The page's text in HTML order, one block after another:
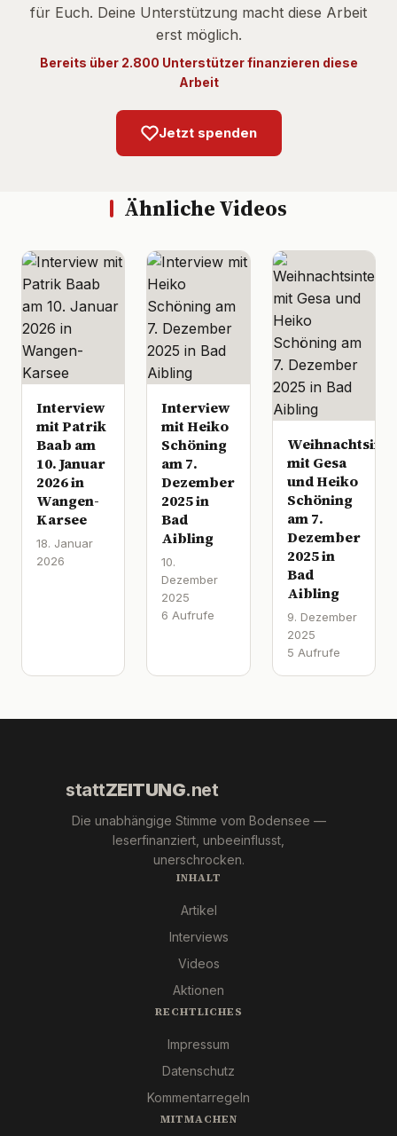
für Euch. Deine Unterstützung macht diese Arbeit
erst möglich.
Bereits über 2.800 Unterstützer finanzieren diese
Arbeit
Jetzt spenden
Ähnliche Videos
Interview
mit Patrik
Baab am
10. Januar
2026 in
Wangen-
Karsee
18. Januar
2026
Interview
mit Heiko
Schöning
am 7.
Dezember
2025 in
Bad
Aibling
10.
Dezember
2025
6 Aufrufe
mit Gesa
und Heiko
Schöning
am 7.
Dezember
2025 in
Bad
Aibling
9. Dezember
2025
5 Aufrufe
stattZEITUNG.net
Die unabhängige Stimme vom Bodensee —
leserfinanziert, unbeeinflusst,
unerschrocken.
INHALT
Artikel
Interviews
Videos
Aktionen
RECHTLICHES
Impressum
Datenschutz
Kommentarregeln
MITMACHEN